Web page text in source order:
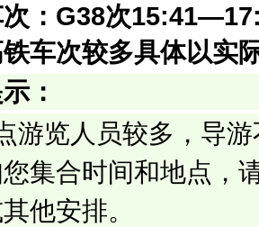
： G38次
车次较多具体以实
：
游览人员较多，导
集合时间和地点，
他安排。